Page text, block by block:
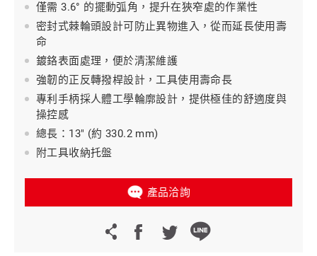
僅需 3.6° 的擺動弧角，提升在狹窄處的作業性
密封式棘輪頭設計可防止異物進入，從而延長使用壽
命
鍍鉻表面處理，便於清潔維護
強韌的正反轉撥桿設計，工具使用壽命長
專利手柄採人體工學輪廓設計，提供極佳的舒適度與
操控感
總長：13" (約 330.2 mm)
附工具收納托盤
產品洽詢